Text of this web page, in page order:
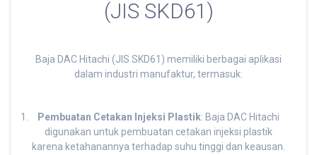
(JIS SKD61)
Baja DAC Hitachi (JIS SKD61) memiliki berbagai aplikasi
dalam industri manufaktur, termasuk:
Pembuatan Cetakan Injeksi Plastik: Baja DAC Hitachi
digunakan untuk pembuatan cetakan injeksi plastik
karena ketahanannya terhadap suhu tinggi dan keausan.